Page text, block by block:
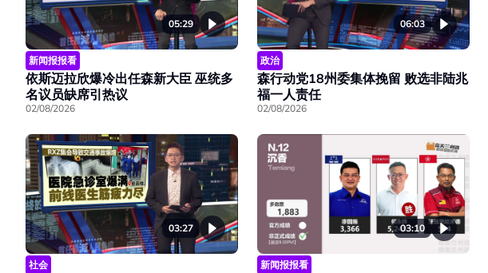
05:29
新闻报报看
依斯迈拉欣爆冷出任森新大臣 巫统多
名议员缺席引热议
02/08/2026
06:03
政治
森行动党18州委集体挽留 败选非陆兆
福一人责任
02/08/2026
03:27
社会
03:10
新闻报报看